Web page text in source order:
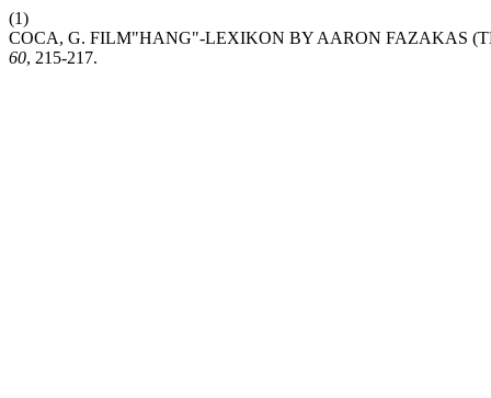
(1)
COCA, G. FILM"HANG"-LEXIKON BY AARON FAZAKAS
60, 215-217.